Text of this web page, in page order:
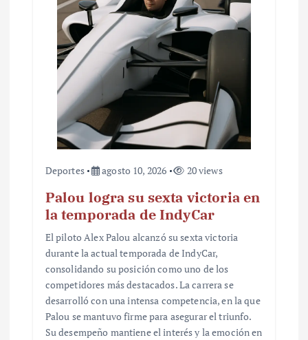
Deportes agosto 10, 2026 20 views
Palou logra su sexta victoria en
la temporada de IndyCar
El piloto Alex Palou alcanzó su sexta victoria
durante la actual temporada de IndyCar,
consolidando su posición como uno de los
competidores más destacados. La carrera se
desarrolló con una intensa competencia, en la que
Palou se mantuvo firme para asegurar el triunfo.
Su desempeño mantiene el interés y la emoción en